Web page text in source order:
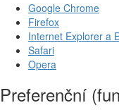
Google Chrome
Firefox
Internet Explorer a
Safari
Opera
Preferenční